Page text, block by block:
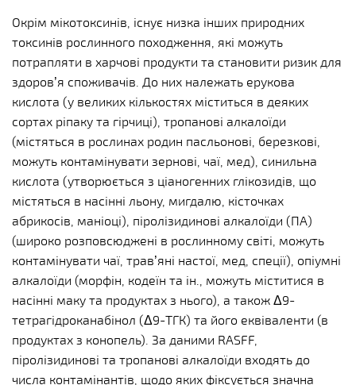
Окрім мікотоксинів, існує низка інших природних
токсинів рослинного походження, які можуть
потрапляти в харчові продукти та становити ризик для
здоров’я споживачів. До них належать ерукова
кислота (у великих кількостях міститься в деяких
сортах ріпаку та гірчиці), тропанові алкалоїди
(містяться в рослинах родин пасльонові, березкові,
можуть контамінувати зернові, чаї, мед), синильна
кислота (утворюється з ціаногенних глікозидів, що
містяться в насінні льону, мигдалю, кісточках
абрикосів, маніоці), піролізидинові алкалоїди (ПА)
(широко розповсюджені в рослинному світі, можуть
контамінувати чаї, трав’яні настої, мед, спеції), опіумні
алкалоїди (морфін, кодеїн та ін., можуть міститися в
насінні маку та продуктах з нього), а також Δ9-
тетрагідроканабінол (Δ9-ТГК) та його еквіваленти (в
продуктах з конопель). За даними RASFF,
піролізидинові та тропанові алкалоїди входять до
числа контамінантів, щодо яких фіксується значна